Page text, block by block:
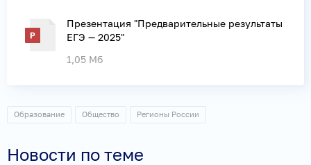
Презентация "Предварительные результаты
ЕГЭ — 2025"
1,05 Мб
Образование Общество Регионы России
Новости по теме